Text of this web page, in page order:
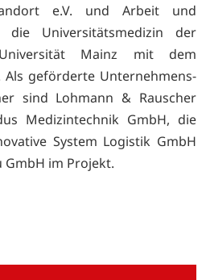
e.V. und Arbeit und
die Universitätsmedizin der
Universität Mainz mit dem
geförderte Unternehmens-
sind Lohmann & Rauscher
Medizintechnik GmbH, die
System Logistik GmbH
GmbH im Projekt.